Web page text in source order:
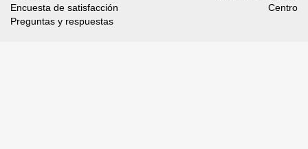
Encuesta de satisfacción
Preguntas y respuestas
Centro